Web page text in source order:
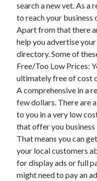
search a new vet. As a
to reach your
Apart from that there
help you advertise
directory. Some of
Free/Too Low Prices:
ultimately free of cost
A comprehensive in a
few dollars. There are
to you in a very low
that offer you
That means you can
your local customers
for display ads or full
might need to pay an